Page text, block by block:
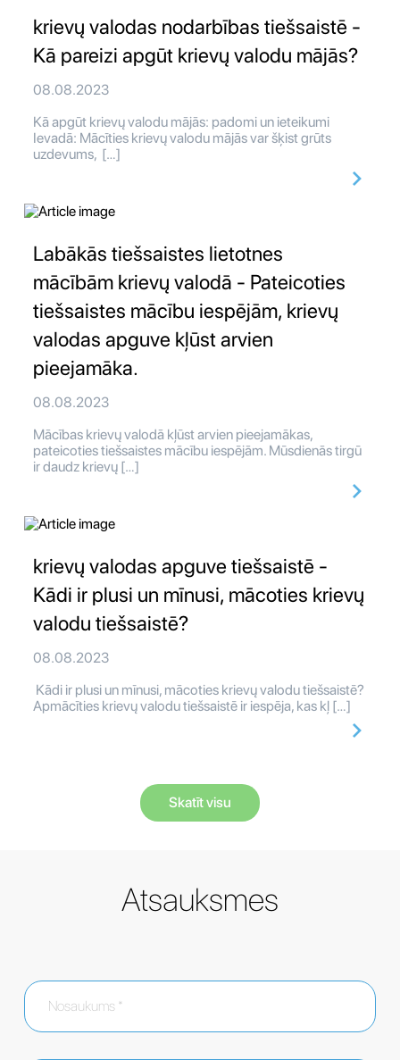
krievų valodas nodarbības tiešsaistē -
Kā pareizi apgūt krievų valodu mājās?
08.08.2023
Kā apgūt krievų valodu mājās: padomi un ieteikumi
Ievadā: Mācīties krievų valodu mājās var šķist grūts
uzdevums, […]
Labākās tiešsaistes lietotnes
mācībām krievų valodā - Pateicoties
tiešsaistes mācību iespējām, krievų
valodas apguve kļūst arvien
pieejamāka.
08.08.2023
Mācības krievų valodā kļūst arvien pieejamākas,
pateicoties tiešsaistes mācību iespējām. Mūsdienās tirgū
ir daudz krievų […]
krievų valodas apguve tiešsaistē -
Kādi ir plusi un mīnusi, mācoties krievų
valodu tiešsaistē?
08.08.2023
Kādi ir plusi un mīnusi, mācoties krievų valodu tiešsaistē?
Apmācīties krievų valodu tiešsaistē ir iespēja, kas kļ […]
Skatīt visu
Atsauksmes